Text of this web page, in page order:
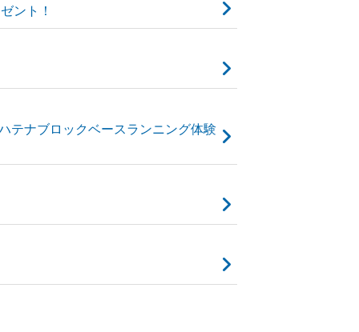
ント！
テナブロックベースランニング体験